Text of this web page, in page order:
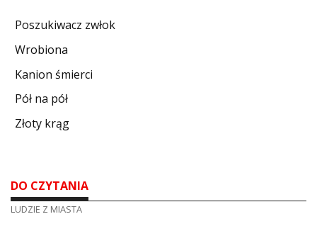
Poszukiwacz zwłok
Wrobiona
Kanion śmierci
Pół na pół
Złoty krąg
DO CZYTANIA
LUDZIE Z MIASTA